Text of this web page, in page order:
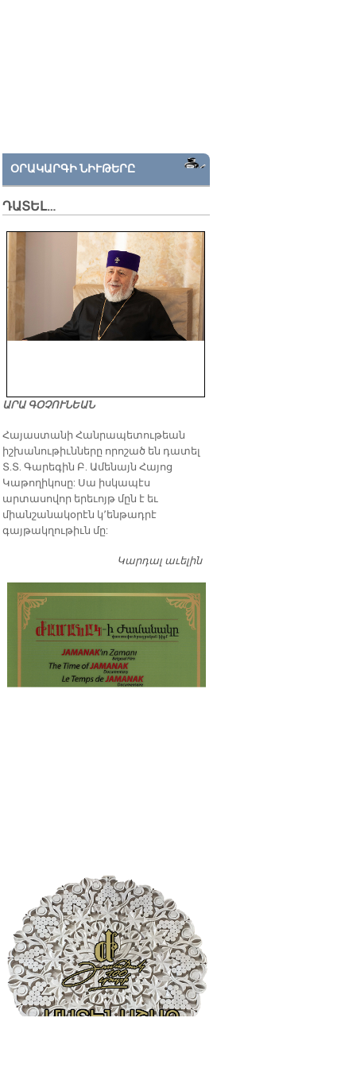
ՕՐԱԿԱՐԳԻ ՆԻՒԹԵՐԸ
ԴԱՏԵԼ…
ԱՐԱ ԳՕՉՈՒՆԵԱՆ
​Հայաստանի Հանրապետութեան
իշխանութիւնները որոշած են դատել
Տ.Տ. Գարեգին Բ. Ամենայն Հայոց
Կաթողիկոսը: Սա իսկապէս
արտասովոր երեւոյթ մըն է եւ
միանշանակօրէն կ՚ենթադրէ
գայթակղութիւն մը:
Կարդալ աւելինԴատել…